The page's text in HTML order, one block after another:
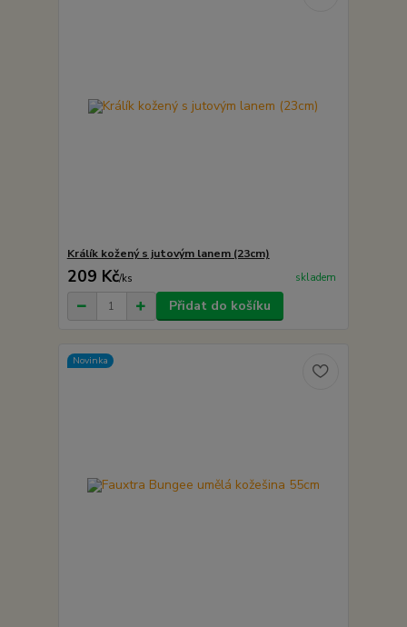
Králík kožený s jutovým lanem (23cm)
209 Kč/ks skladem
Přidat do košíku
Novinka